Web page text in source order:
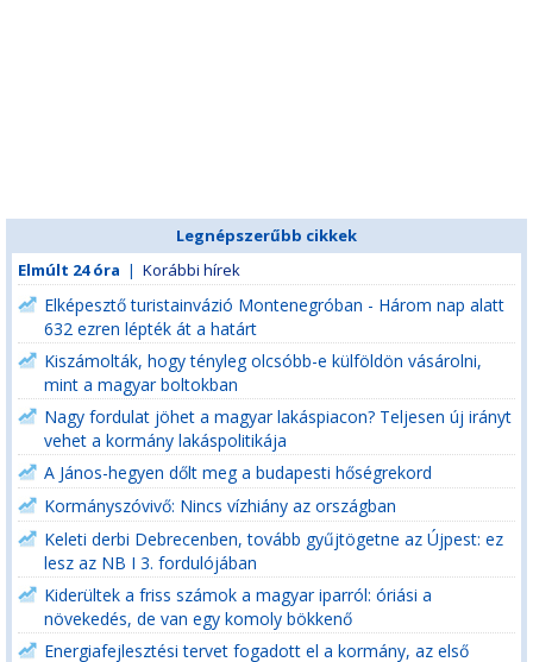
Legnépszerűbb cikkek
Elmúlt 24 óra | Korábbi hírek
Elképesztő turistainvázió Montenegróban - Három nap alatt
632 ezren lépték át a határt
Kiszámolták, hogy tényleg olcsóbb-e külföldön vásárolni,
mint a magyar boltokban
Nagy fordulat jöhet a magyar lakáspiacon? Teljesen új irányt
vehet a kormány lakáspolitikája
A János-hegyen dőlt meg a budapesti hőségrekord
Kormányszóvivő: Nincs vízhiány az országban
Keleti derbi Debrecenben, tovább gyűjtögetne az Újpest: ez
lesz az NB I 3. fordulójában
Kiderültek a friss számok a magyar iparról: óriási a
növekedés, de van egy komoly bökkenő
Energiafejlesztési tervet fogadott el a kormány, az első